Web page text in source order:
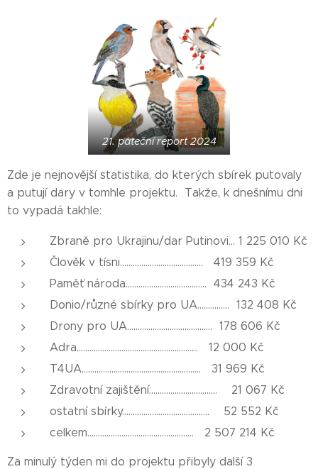
21. páteční report 2024
Zde je nejnovější statistika, do kterých sbírek putovaly
a putují dary v tomhle projektu. Takže, k dnešnímu dni
to vypadá takhle:
Zbraně pro Ukrajinu/dar Putinovi... 1 225 010 Kč
Člověk v tísni....................................... 419 359 Kč
Paměť národa...................................... 434 243 Kč
Donio/různé sbírky pro UA............... 132 408 Kč
Drony pro UA........................................ 178 606 Kč
Adra......................................................... 12 000 Kč
T4UA........................................................ 31 969 Kč
Zdravotní zajištění................................ 21 067 Kč
ostatní sbírky......................................... 52 552 Kč
celkem.................................................. 2 507 214 Kč
Za minulý týden mi do projektu přibyly další 3